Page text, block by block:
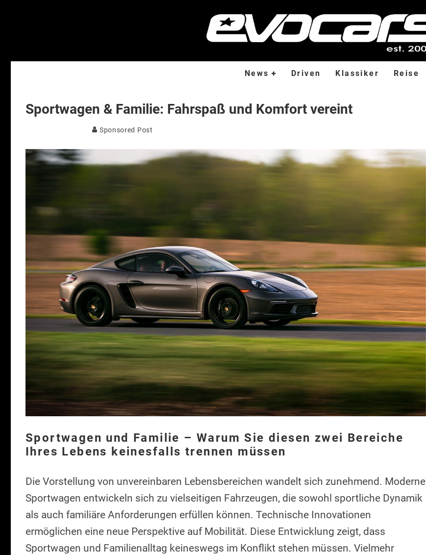
News Driven Klassiker Reise
Sportwagen & Familie: Fahrspaß und Komfort vereint
Sponsored Post
Sportwagen und Familie – Warum Sie diesen zwei Bereiche
Ihres Lebens keinesfalls trennen müssen
Die Vorstellung von unvereinbaren Lebensbereichen wandelt sich zunehmend. Moderne
Sportwagen entwickeln sich zu vielseitigen Fahrzeugen, die sowohl sportliche Dynamik
als auch familiäre Anforderungen erfüllen können. Technische Innovationen
ermöglichen eine neue Perspektive auf Mobilität. Diese Entwicklung zeigt, dass
Sportwagen und Familienalltag keineswegs im Konflikt stehen müssen. Vielmehr